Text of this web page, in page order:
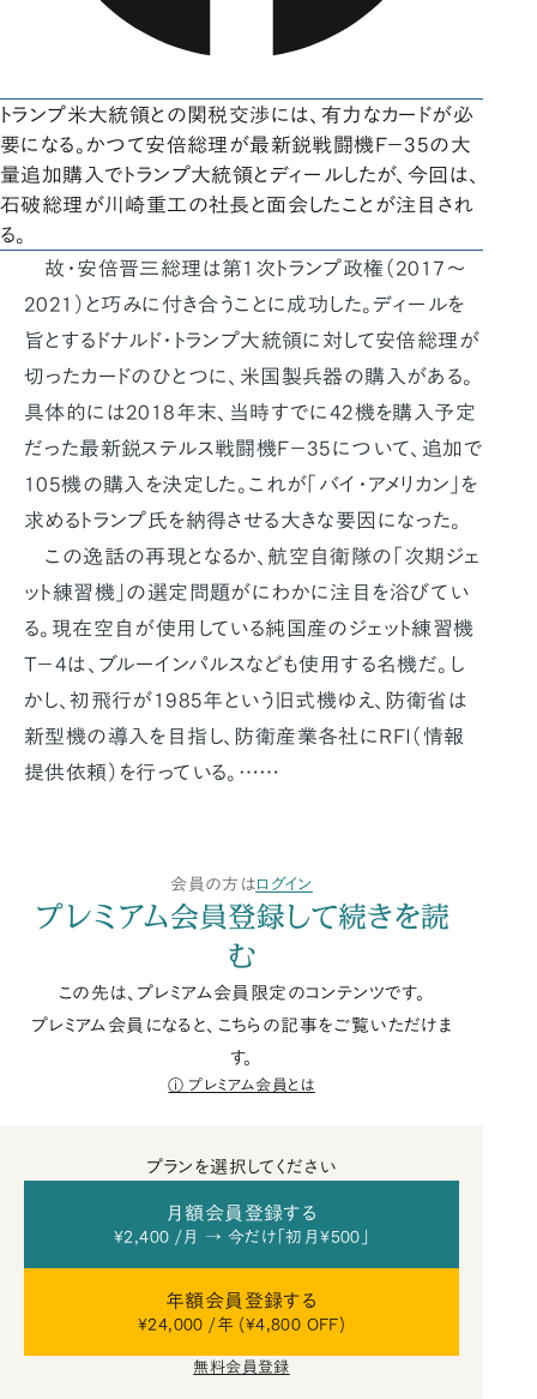
トランプ米大統領との関税交渉には、有力なカードが必
要になる。かつて安倍総理が最新鋭戦闘機F－35の大
量追加購入でトランプ大統領とディールしたが、今回は、
石破総理が川崎重工の社長と面会したことが注目され
る。
故・安倍晋三総理は第1次トランプ政権（2017～
2021）と巧みに付き合うことに成功した。ディールを
旨とするドナルド・トランプ大統領に対して安倍総理が
切ったカードのひとつに、米国製兵器の購入がある。
具体的には2018年末、当時すでに42機を購入予定
だった最新鋭ステルス戦闘機F－35について、追加で
105機の購入を決定した。これが「バイ・アメリカン」を
求めるトランプ氏を納得させる大きな要因になった。
この逸話の再現となるか、航空自衛隊の「次期ジェ
ット練習機」の選定問題がにわかに注目を浴びてい
る。現在空自が使用している純国産のジェット練習機
T－4は、ブルーインパルスなども使用する名機だ。し
かし、初飛行が1985年という旧式機ゆえ、防衛省は
新型機の導入を目指し、防衛産業各社にRFI（情報
提供依頼）を行っている。……
会員の方はログイン
プレミアム会員登録して続きを読
む
この先は、プレミアム会員限定のコンテンツです。
プレミアム会員になると、こちらの記事をご覧いただけま
す。
プレミアム会員とは
プランを選択してください
月額会員登録する
¥2,400 /月 → 今だけ「初月¥500」
年額会員登録する
¥24,000 /年 (¥4,800 OFF)
無料会員登録